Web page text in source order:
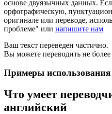
основе двуязычных данных.
орфографическую,
оригинале или переводе,
проблеме" или напишите нам
Ваш текст переведен частично.
Вы можете переводить не более
Примеры использования
Что умеет
английский